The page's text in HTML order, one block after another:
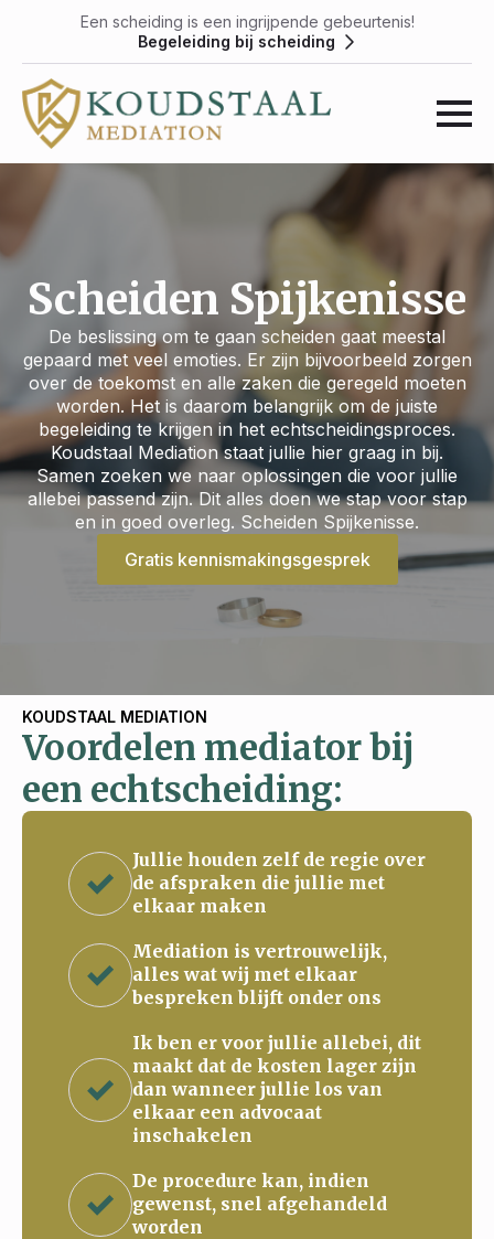
Een scheiding is een ingrijpende gebeurtenis!
Begeleiding bij scheiding
Scheiden Spijkenisse
De beslissing om te gaan scheiden gaat meestal
gepaard met veel emoties. Er zijn bijvoorbeeld zorgen
over de toekomst en alle zaken die geregeld moeten
worden. Het is daarom belangrijk om de juiste
begeleiding te krijgen in het echtscheidingsproces.
Koudstaal Mediation staat jullie hier graag in bij.
Samen zoeken we naar oplossingen die voor jullie
allebei passend zijn. Dit alles doen we stap voor stap
en in goed overleg. Scheiden Spijkenisse.
Gratis kennismakingsgesprek
KOUDSTAAL MEDIATION
Voordelen mediator bij
een echtscheiding:
Jullie houden zelf de regie over
de afspraken die jullie met
elkaar maken
Mediation is vertrouwelijk,
alles wat wij met elkaar
bespreken blijft onder ons
Ik ben er voor jullie allebei, dit
maakt dat de kosten lager zijn
dan wanneer jullie los van
elkaar een advocaat
inschakelen
De procedure kan, indien
gewenst, snel afgehandeld
worden